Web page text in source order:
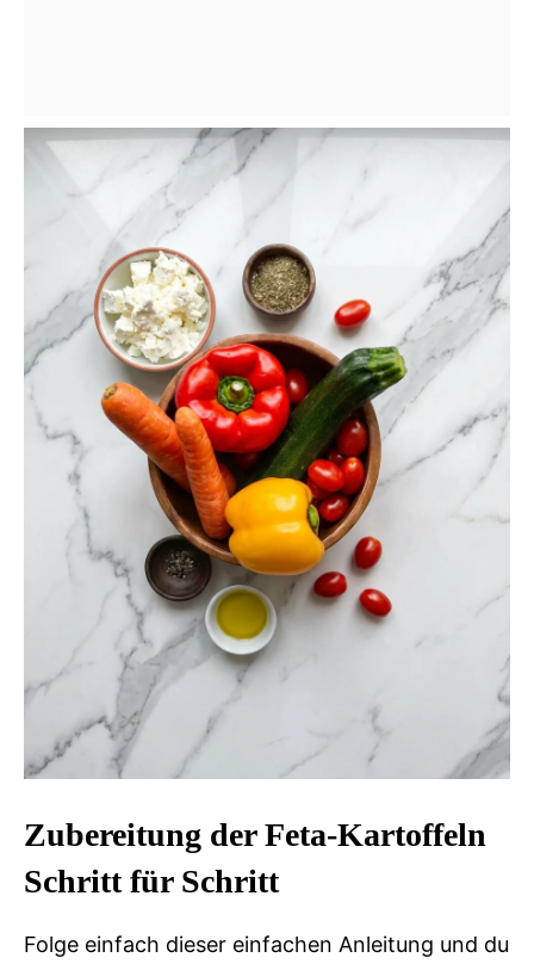
Zubereitung der Feta-Kartoffeln
Schritt für Schritt
Folge einfach dieser einfachen Anleitung und du